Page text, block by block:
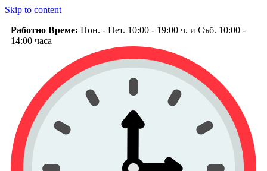
Skip to content
Работно Време: Пон. - Пет. 10:00 - 19:00 ч. и Съб. 10:00 -
14:00 часа